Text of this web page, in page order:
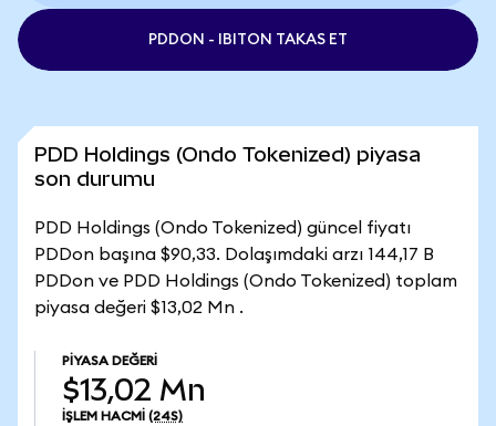
PDDON - IBITON TAKAS ET
PDD Holdings (Ondo Tokenized) piyasa
son durumu
PDD Holdings (Ondo Tokenized) güncel fiyatı
PDDon başına $90,33. Dolaşımdaki arzı 144,17 B
PDDon ve PDD Holdings (Ondo Tokenized) toplam
piyasa değeri $13,02 Mn .
PIYASA DEĞERI
$13,02 Mn
İŞLEM HACMI (24S)